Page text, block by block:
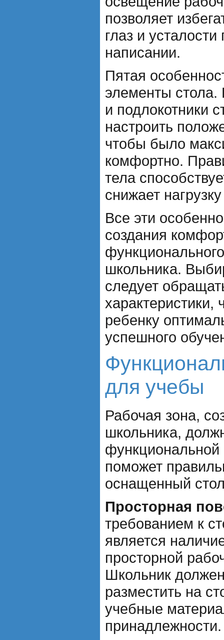
позволяет
глаз и
написании.
Пятая
элементы стола.
и подлокотники
настроить
чтобы было
комфортно.
тела
снижает
Все эти
создания
школьника.
следует
характеристики,
ребенку
успешного
для учебы
Рабочая зона,
школьника,
поможет
оснащенный
Просторная
требованием к
является
просторной
Школьник
разместить на
учебные
принадлежности.